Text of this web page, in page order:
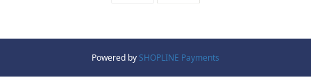
Powered by SHOPLINE Payments